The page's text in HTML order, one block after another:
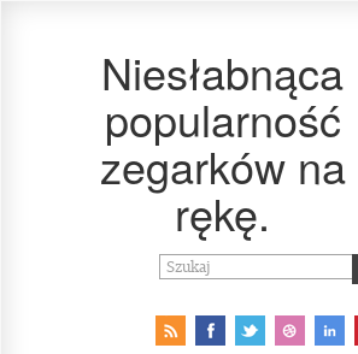
Niesłabnąca
popularność
zegarków na
rękę.